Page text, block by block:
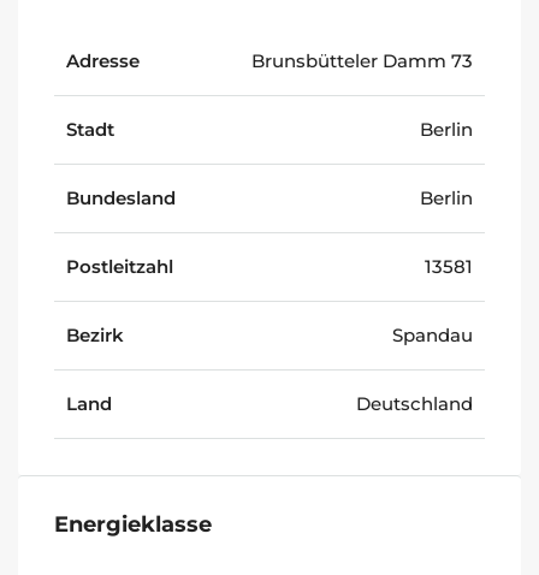
Adresse Brunsbütteler Damm 73
Stadt Berlin
Bundesland Berlin
Postleitzahl 13581
Bezirk Spandau
Land Deutschland
Energieklasse